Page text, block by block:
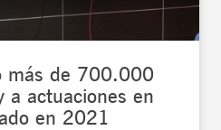
más de 700.000
a actuaciones en
en 2021